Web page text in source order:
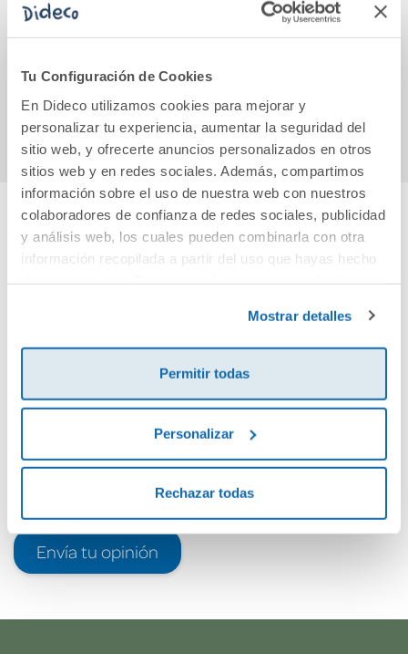
Tu Configuración de Cookies
En Dideco utilizamos cookies para mejorar y
personalizar tu experiencia, aumentar la seguridad del
sitio web, y ofrecerte anuncios personalizados en otros
sitios web y en redes sociales. Además, compartimos
información sobre el uso de nuestra web con nuestros
colaboradores de confianza de redes sociales, publicidad
y análisis web, los cuales pueden combinarla con otra
información recopilada a partir del uso que hayas hecho
Mostrar detalles
Permitir todas
Personalizar
Rechazar todas
luna
12,60€
Comprar
RELATO POLICIAL
N/C
Comprar
Cuéntanos tu opinión
Envía tu opinión